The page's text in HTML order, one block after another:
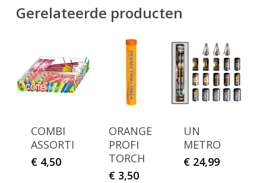
Gerelateerde producten
COMBI
ASSORTI
€4,50
ORANGE
PROFI
TORCH
€ 3,50
UN
METRO
€ 24,99